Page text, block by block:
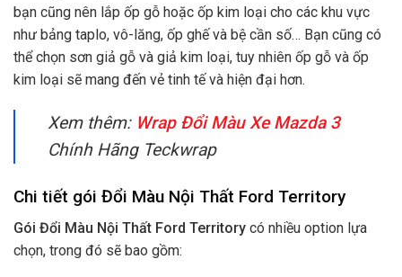
bạn cũng nên lắp ốp gỗ hoặc ốp kim loại cho các khu vực
như bảng taplo, vô-lăng, ốp ghế và bệ cần số… Bạn cũng có
thể chọn sơn giả gỗ và giả kim loại, tuy nhiên ốp gỗ và ốp
kim loại sẽ mang đến vẻ tinh tế và hiện đại hơn.
Xem thêm: Wrap Đổi Màu Xe Mazda 3
Chính Hãng Teckwrap
Chi tiết gói Đổi Màu Nội Thất Ford Territory
Gói Đổi Màu Nội Thất Ford Territory có nhiều option lựa
chọn, trong đó sẽ bao gồm: